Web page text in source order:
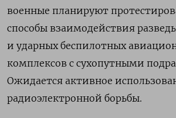
военные планируют
способы взаимодействия
и ударных беспилотных
комплексов с сухопутными
Ожидается активное
радиоэлектронной борьбы.